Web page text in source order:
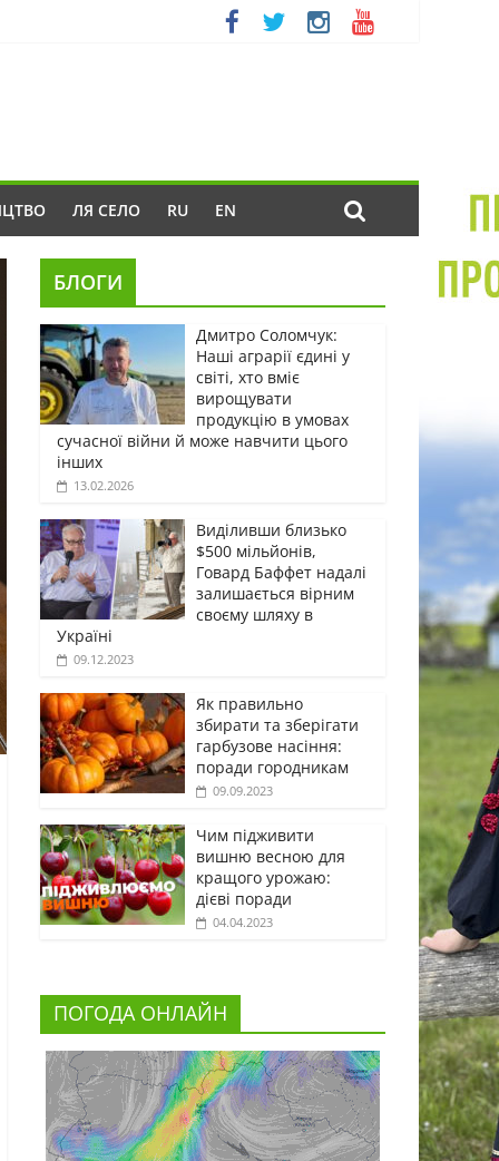
ЛЯ СЕЛО RU EN
БЛОГИ
Дмитро Соломчук:
Наші аграрії єдині у
світі, хто вміє
вирощувати
продукцію в умовах
сучасної війни й може навчити цього
інших
13.02.2026
Виділивши близько
$500 мільйонів,
Говард Баффет надалі
залишається вірним
своєму шляху в
Україні
09.12.2023
Як правильно
збирати та зберігати
гарбузове насіння:
поради городникам
09.09.2023
Чим підживити
вишню весною для
кращого урожаю:
дієві поради
04.04.2023
ПОГОДА ОНЛАЙН